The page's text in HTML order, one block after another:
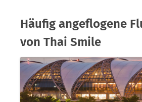
Häufig angeflogene
von Thai Smile